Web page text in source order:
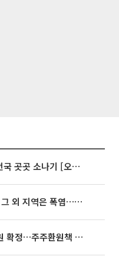
35도 안팎 무더위 이어져…전국 곳곳 소나기 [오늘 날씨]
동해안은 시간당 80㎜ 폭우, 그 외 지역은 폭염…‘극과 극 날씨’
SK하이닉스, 분기배당 375원 확정…주주환원책 9월로 앞당겨 발표